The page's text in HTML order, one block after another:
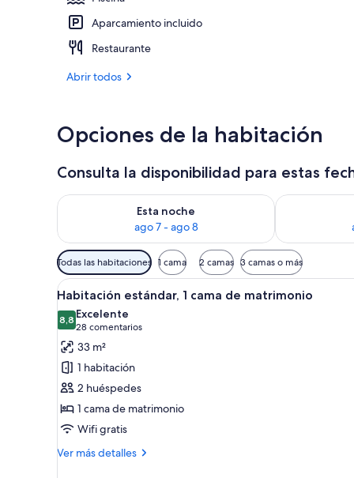
Aparcamiento incluido
Restaurante
Abrir todos
Opciones de la habitación
Consulta la disponibilidad para estas
Esta noche
ago 7 - ago 8
Consulta la disponibilidad para esta noche, ago 7 -
Consulta la
Filtros
disponibles
para
las
habitaciones
Todas las habitaciones 1 cama 2 camas 3 camas o más
Abrir
todas
las
fotos
de
Habitación
estándar,
1
cama
de
Una habitación de hotel con
1
Habitación estándar, 1 cama de matrimonio
8,88,8 de 10
Excelente
28 comentarios
(28 comentarios)
33 m²
1 habitación
2 huéspedes
1 cama de matrimonio
Wifi gratis
Ver más detalles
Más